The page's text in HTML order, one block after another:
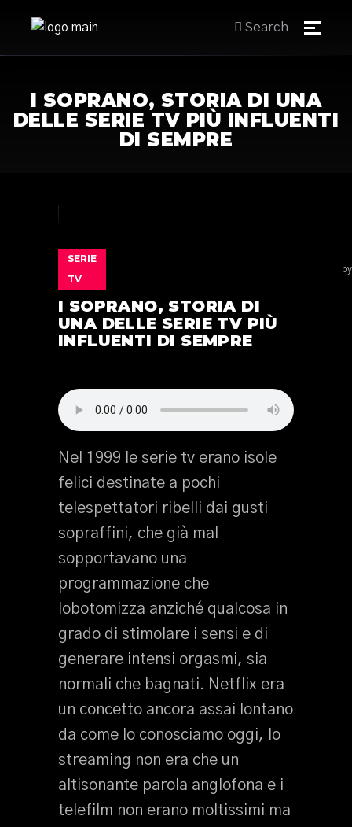
Search
I SOPRANO, STORIA DI UNA
DELLE SERIE TV PIÙ INFLUENTI
DI SEMPRE
SERIE
TV
by
I SOPRANO, STORIA DI
UNA DELLE SERIE TV PIÙ
INFLUENTI DI SEMPRE
Nel 1999 le serie tv erano isole
felici destinate a pochi
telespettatori ribelli dai gusti
sopraffini, che già mal
sopportavano una
programmazione che
lobotomizza anziché qualcosa in
grado di stimolare i sensi e di
generare intensi orgasmi, sia
normali che bagnati. Netflix era
un concetto ancora assai lontano
da come lo conosciamo oggi, lo
streaming non era che un
altisonante parola anglofona e i
telefilm non erano moltissimi ma